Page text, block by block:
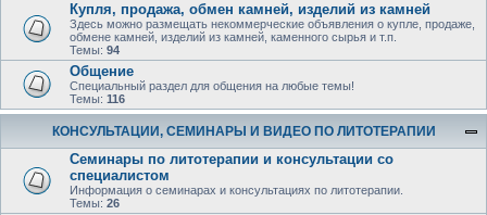
Купля, продажа, обмен камней, изделий из камней
Здесь можно размещать некоммерческие объявления о купле, продаже,
обмене камней, изделий из камней, каменного сырья и т.п.
Темы: 94
Общение
Специальный раздел для общения на любые темы!
Темы: 116
КОНСУЛЬТАЦИИ, СЕМИНАРЫ И ВИДЕО ПО ЛИТОТЕРАПИИ
Семинары по литотерапии и консультации со
специалистом
Информация о семинарах и консультациях по литотерапии.
Темы: 26